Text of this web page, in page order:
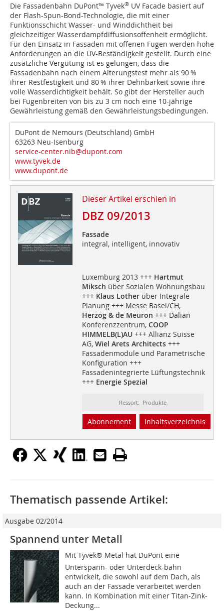
Die Fassadenbahn DuPont™ Tyvek® UV Facade basiert auf
der Flash-Spun-Bond-Technologie, die mit einer
Funktionsschicht Was­ser- und Winddichtheit bei
gleichzeitiger Wasserdampf­dif­fu­sions­of­fen­heit er­mög­licht.
Für den Einsatz in Fassaden mit offenen Fugen werden hohe
Anforderungen an die UV-Beständigkeit gestellt. Durch eine
zusätzliche Vergütung ist es gelungen, dass die
Fassadenbahn nach einem Alterungstest mehr als 90 %
ihrer Rest­festigkeit und 80 % ihrer Dehnbarkeit sowie ihre
volle Wasserdichtigkeit behält. So gibt der Hersteller auch
bei Fugenbreiten von bis zu 3 cm noch eine 10-jäh­­rige
Gewährleistung gemäß den Gewährleistungsbedingungen.
DuPont de Nemours (Deutschland) GmbH
63263 Neu-Isenburg
service-center.nib@dupont.com
www.tyvek.de
www.dupont.de
Dieser Artikel erschien in
DBZ 09/2013
Fassade
integral, intelligent, innovativ
Luxemburg 2013 +++ Hartmut
Miksch über Sozialen Wohnungsbau
+++ Klaus Lotherüber Integrale
Planung +++ Messe Basel/CH,
Herzog & de Meuron +++ Dalian
Konferenzzentrum,COOP
HIMMELB(L)AU+++ Allianz Suisse
AG, Wiel Arets Architects+++
Fassadenmodule und Parametrische
Konfiguration +++
Fassadenintegrierte Lüftungstechnik
+++ Energie Spezial
Ressort: Produkte
Abonnement Inhaltsverzeichnis
Thematisch passende Artikel:
Ausgabe 02/2014
Spannend unter Metall
Mit Tyvek® Metal hat DuPont eine
Unterspann- oder Unterdeck­-bahn
entwickelt, die sowohl auf dem Dach, als
auch an der Fassade verarbeitet werden
kann. In Kombination mit einer Titan-Zink-
Deckung...